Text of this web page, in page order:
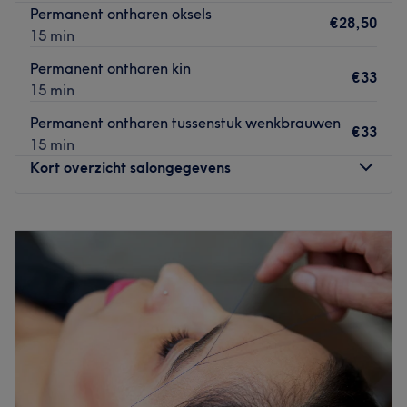
om jouw ontspanning en beauty!
Permanent ontharen oksels
15 min
€28,50
Permanent ontharen kin
15 min
€33
Permanent ontharen tussenstuk wenkbrauwen
15 min
€33
Kort overzicht salongegevens
Dinsdag
09:00
21:00
Woensdag
Gesloten
Donderdag
09:00–17:00
Vrijdag
Gesloten
Zaterdag
09:00
14:00
Gesloten
Beauty by Thence in Enschede is een moderne